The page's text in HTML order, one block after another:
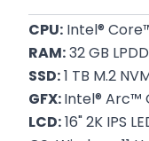
CPU: Intel®
RAM: 32 GB
SSD: 1 TB M.2
GFX: Intel® Arc™
LCD: 16" 2K IPS